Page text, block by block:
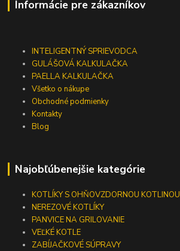
Informácie pre zákazníkov
INTELIGENTNÝ SPRIEVODCA
GULÁŠOVÁ KALKULAČKA
PAELLA KALKULAČKA
Všetko o nákupe
Obchodné podmienky
Kontakty
Blog
Najobľúbenejšie kategórie
KOTLÍKY S OHŇOVZDORNOU KOTLINOU
NEREZOVÉ KOTLÍKY
PANVICE NA GRILOVANIE
VEĽKÉ KOTLE
ZABÍJAČKOVÉ SÚPRAVY